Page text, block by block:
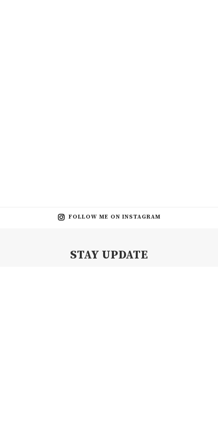
FOLLOW ME ON INSTAGRAM
STAY UPDATE